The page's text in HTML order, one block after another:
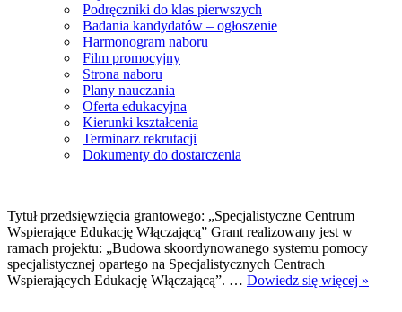
Podręczniki do klas pierwszych
Badania kandydatów – ogłoszenie
Harmonogram naboru
Film promocyjny
Strona naboru
Plany nauczania
Oferta edukacyjna
Kierunki kształcenia
Terminarz rekrutacji
Dokumenty do dostarczenia
Tytuł przedsięwzięcia grantowego: „Specjalistyczne Centrum
Wspierające Edukację Włączającą” Grant realizowany jest w
ramach projektu: „Budowa skoordynowanego systemu pomocy
specjalistycznej opartego na Specjalistycznych Centrach
Wspierających Edukację Włączającą”. … Dowiedz się więcej »